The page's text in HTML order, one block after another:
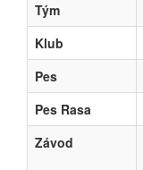
Tým
Klub
Pes
Pes Rasa
Závod